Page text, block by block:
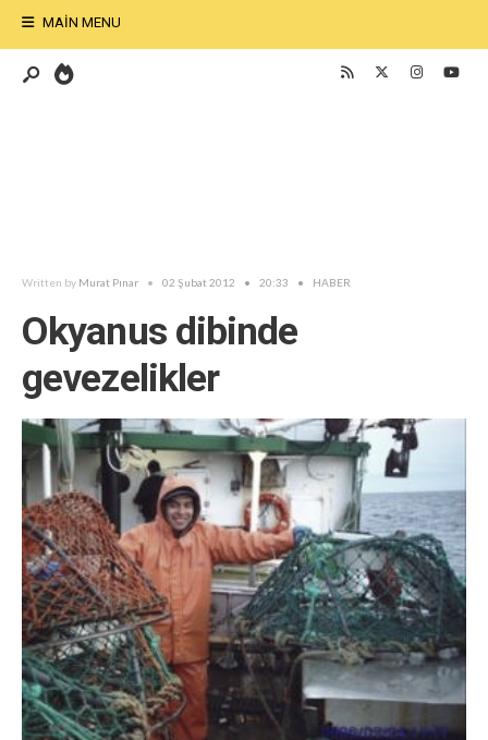
MAIN MENU
Written by Murat Pınar • 02 Şubat 2012 • 20:33 • HABER
Okyanus dibinde
gevezelikler